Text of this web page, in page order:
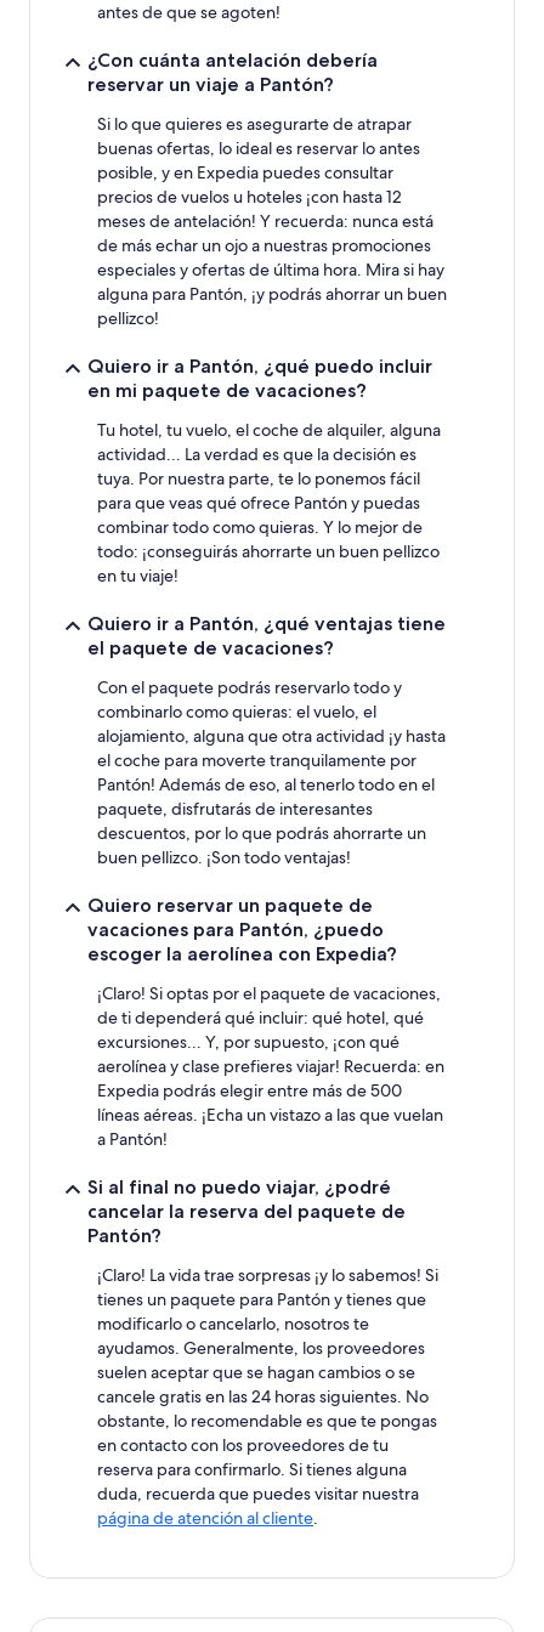
antes de que se agoten!
¿Con cuánta antelación debería
reservar un viaje a Pantón?
Si lo que quieres es asegurarte de atrapar
buenas ofertas, lo ideal es reservar lo antes
posible, y en Expedia puedes consultar
precios de vuelos u hoteles ¡con hasta 12
meses de antelación! Y recuerda: nunca está
de más echar un ojo a nuestras promociones
especiales y ofertas de última hora. Mira si hay
alguna para Pantón, ¡y podrás ahorrar un buen
pellizco!
Quiero ir a Pantón, ¿qué puedo incluir
en mi paquete de vacaciones?
Tu hotel, tu vuelo, el coche de alquiler, alguna
actividad... La verdad es que la decisión es
tuya. Por nuestra parte, te lo ponemos fácil
para que veas qué ofrece Pantón y puedas
combinar todo como quieras. Y lo mejor de
todo: ¡conseguirás ahorrarte un buen pellizco
en tu viaje!
Quiero ir a Pantón, ¿qué ventajas tiene
el paquete de vacaciones?
Con el paquete podrás reservarlo todo y
combinarlo como quieras: el vuelo, el
alojamiento, alguna que otra actividad ¡y hasta
el coche para moverte tranquilamente por
Pantón! Además de eso, al tenerlo todo en el
paquete, disfrutarás de interesantes
descuentos, por lo que podrás ahorrarte un
buen pellizco. ¡Son todo ventajas!
Quiero reservar un paquete de
vacaciones para Pantón, ¿puedo
escoger la aerolínea con Expedia?
¡Claro! Si optas por el paquete de vacaciones,
de ti dependerá qué incluir: qué hotel, qué
excursiones... Y, por supuesto, ¡con qué
aerolínea y clase prefieres viajar! Recuerda: en
Expedia podrás elegir entre más de 500
líneas aéreas. ¡Echa un vistazo a las que vuelan
a Pantón!
Si al final no puedo viajar, ¿podré
cancelar la reserva del paquete de
Pantón?
¡Claro! La vida trae sorpresas ¡y lo sabemos! Si
tienes un paquete para Pantón y tienes que
modificarlo o cancelarlo, nosotros te
ayudamos. Generalmente, los proveedores
suelen aceptar que se hagan cambios o se
cancele gratis en las 24 horas siguientes. No
obstante, lo recomendable es que te pongas
en contacto con los proveedores de tu
reserva para confirmarlo. Si tienes alguna
duda, recuerda que puedes visitar nuestra
página de atención al cliente.